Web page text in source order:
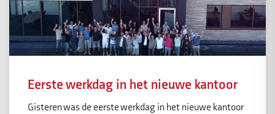
Eerste werkdag in het nieuwe kantoor
Gisteren was de eerste werkdag in het nieuwe kantoor